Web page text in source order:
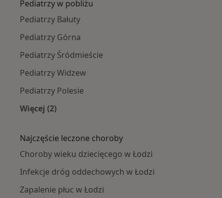
Pediatrzy w pobliżu
Pediatrzy Bałuty
Pediatrzy Górna
Pediatrzy Śródmieście
Pediatrzy Widzew
Pediatrzy Polesie
Więcej (2)
Najczęście leczone choroby
Choroby wieku dziecięcego w Łodzi
Infekcje dróg oddechowych w Łodzi
Zapalenie płuc w Łodzi